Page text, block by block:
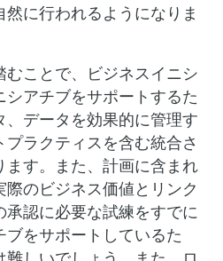
に行われるようになりま
むことで、ビジネスイニシ
アチブをサポートするた
データを効果的に管理す
ラクティスを含む統合さ
ます。また、計画に含まれ
際のビジネス価値とリンク
承認に必要な試練をすでに
をサポートしているた